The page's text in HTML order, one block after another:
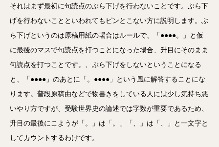
それはまず最初に句読点のぶら下げを行わないことです。ぶら下
げを行わないことといわれてもピンとこない方に説明します。ぶ
ら下げというのは原稿用紙の場合はルールで、「●●●●。」と仮
に最後のマスで句読点を打つことになった場合、升目にそのまま
句読点を打つことです。、ぶら下げをしないということになる
と、「●●●●」のあとに「。●●●●」という風に解答することにな
ります。普段原稿由などで物書きをしている人には少し気持ち悪
いやり方ですが、受験世界史の論述では字数が重要であるため、
升目の最後にこようが「。」は「。」「、」は「、」と一文字と
してカウントするわけです。